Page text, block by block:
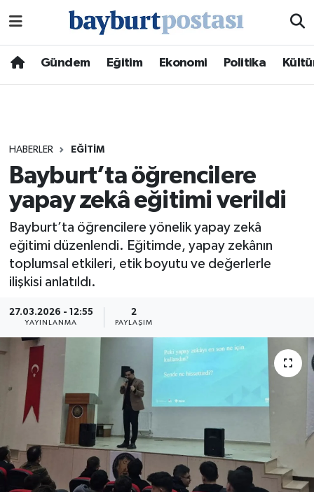
Gündem Eğitim Ekonomi Politika
HABERLER EĞITIM
Bayburt’ta öğrencilere
yapay zekâ eğitimi verildi
Bayburt’ta öğrencilere yönelik yapay zekâ
eğitimi düzenlendi. Eğitimde, yapay zekânın
toplumsal etkileri, etik boyutu ve değerlerle
ilişkisi anlatıldı.
27.03.2026 - 12:55
YAYINLANMA
2
PAYLAŞIM
Hava Durumu
Süper Lig Puan Durumu ve Fikstür
Tüm Manşetler
Son Dakika Haberleri